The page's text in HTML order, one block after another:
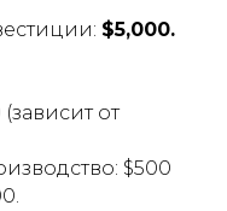
$5,000.
от
$500